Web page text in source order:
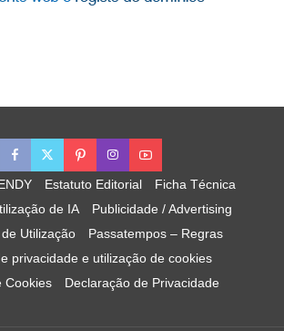
Estatuto Editorial
Ficha Técnica
de IA
Publicidade / Advertising
Utilização
Passatempos – Regras
privacidade e utilização de cookies
Cookies
Declaração de Privacidade